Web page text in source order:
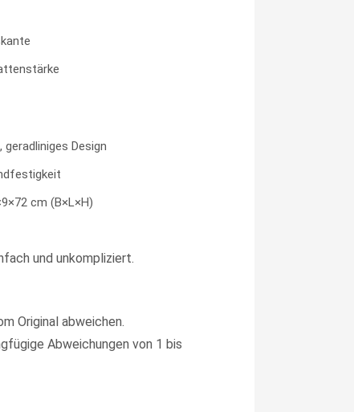
geradliniges Design
cm (B×L×H)
und unkompliziert.
Original abweichen.
Abweichungen von 1 bis